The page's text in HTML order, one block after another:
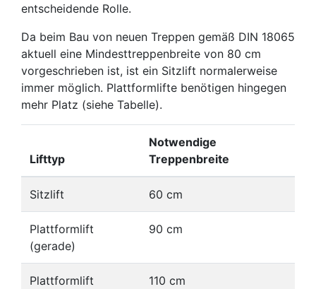
entscheidende Rolle.
Da beim Bau von neuen Treppen gemäß DIN 18065
aktuell eine Mindesttreppenbreite von 80 cm
vorgeschrieben ist, ist ein Sitzlift normalerweise
immer möglich. Plattformlifte benötigen hingegen
mehr Platz (siehe Tabelle).
Lifttyp
Notwendige
Treppenbreite
Sitzlift 60 cm
Plattformlift
(gerade)
90 cm
Plattformlift
110 cm